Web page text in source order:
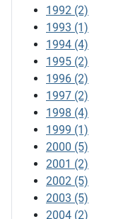
1992 (2)
1993 (1)
1994 (4)
1995 (2)
1996 (2)
1997 (2)
1998 (4)
1999 (1)
2000 (5)
2001 (2)
2002 (5)
2003 (5)
2004 (2)